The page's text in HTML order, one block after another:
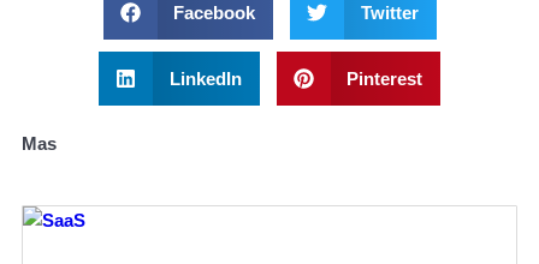
Facebook Twitter
LinkedIn Pinterest
Mas